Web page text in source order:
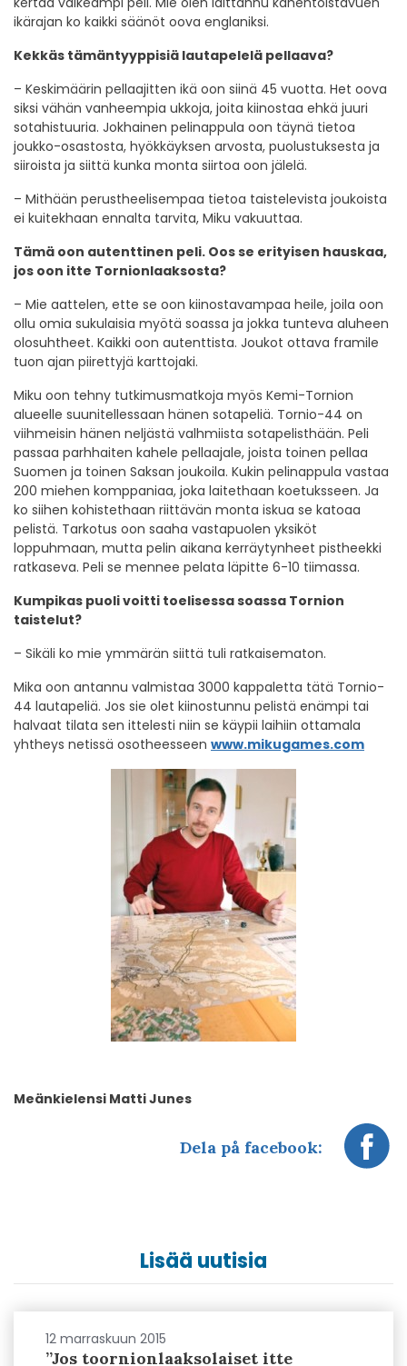
ikärajan ko kaikki säänöt oova englaniksi.
Kekkäs tämäntyyppisiä lautapelelä pellaava?
– Keskimäärin pellaajitten ikä oon siinä 45 vuotta. Het oova
siksi vähän vanheempia ukkoja, joita kiinostaa ehkä juuri
sotahistuuria. Jokhainen pelinappula oon täynä tietoa
joukko-osastosta, hyökkäyksen arvosta, puolustuksesta ja
siiroista ja siittä kunka monta siirtoa oon jälelä.
– Mithään perustheelisempaa tietoa taistelevista joukoista
ei kuitekhaan ennalta tarvita, Miku vakuuttaa.
Tämä oon autenttinen peli. Oos se erityisen hauskaa,
jos oon itte Tornionlaaksosta?
– Mie aattelen, ette se oon kiinostavampaa heile, joila oon
ollu omia sukulaisia myötä soassa ja jokka tunteva aluheen
olosuhtheet. Kaikki oon autenttista. Joukot ottava framile
tuon ajan piirettyjä karttojaki.
Miku oon tehny tutkimusmatkoja myös Kemi-Tornion
alueelle suunitellessaan hänen sotapeliä. Tornio-44 on
viihmeisin hänen neljästä valhmiista sotapelisthään. Peli
passaa parhhaiten kahele pellaajale, joista toinen pellaa
Suomen ja toinen Saksan joukoila. Kukin pelinappula vastaa
200 miehen komppaniaa, joka laitethaan koetuksseen. Ja
ko siihen kohistethaan riittävän monta iskua se katoaa
pelistä. Tarkotus oon saaha vastapuolen yksiköt
loppuhmaan, mutta pelin aikana kerräytynheet pistheekki
ratkaseva. Peli se mennee pelata läpitte 6-10 tiimassa.
Kumpikas puoli voitti toelisessa soassa Tornion
taistelut?
– Sikäli ko mie ymmärän siittä tuli ratkaisematon.
Mika oon antannu valmistaa 3000 kappaletta tätä Tornio-
44 lautapeliä. Jos sie olet kiinostunnu pelistä enämpi tai
halvaat tilata sen ittelesti niin se käypii laihiin ottamala
yhtheys netissä osotheesseen www.mikugames.com
Meänkielensi Matti Junes
Dela på facebook:
Lisää uutisia
12 marraskuun 2015
”Jos toornionlaaksolaiset itte